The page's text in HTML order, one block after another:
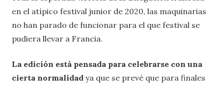
en el atípico festival junior de 2020, las maquinarias
no han parado de funcionar para el que festival se
pudiera llevar a Francia.
La edición está pensada para celebrarse con una
cierta normalidad ya que se prevé que para finales